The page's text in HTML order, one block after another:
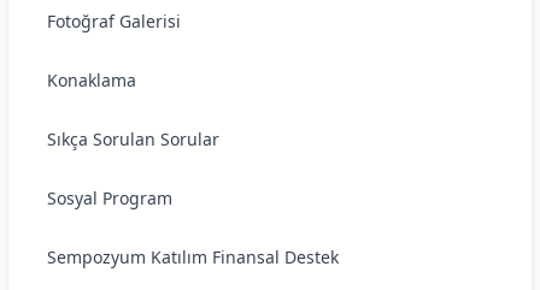
Fotoğraf Galerisi
Konaklama
Sıkça Sorulan Sorular
Sosyal Program
Sempozyum Katılım Finansal Destek